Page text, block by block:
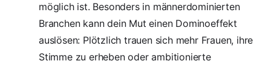
möglich ist. Besonders in männerdominierten
Branchen kann dein Mut einen Dominoeffekt
auslösen: Plötzlich trauen sich mehr Frauen, ihre
Stimme zu erheben oder ambitionierte